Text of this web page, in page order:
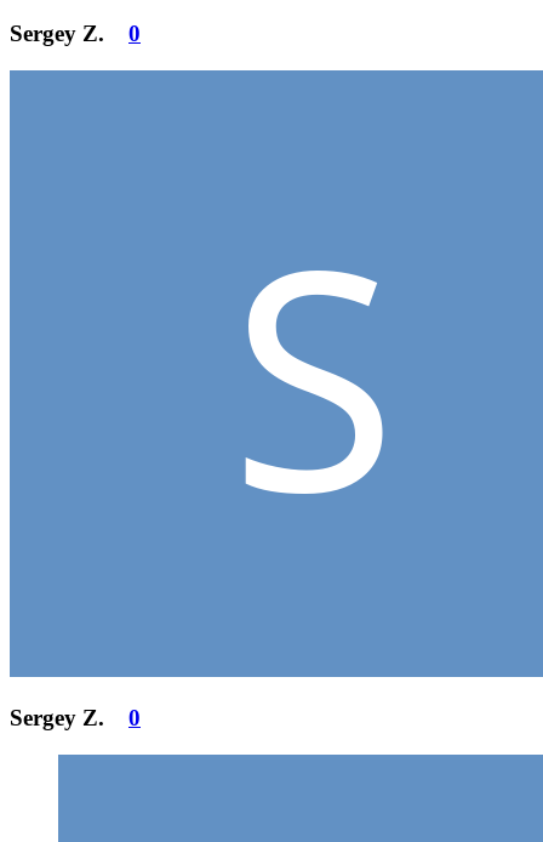
Sergey Z. 0
Sergey Z. 0